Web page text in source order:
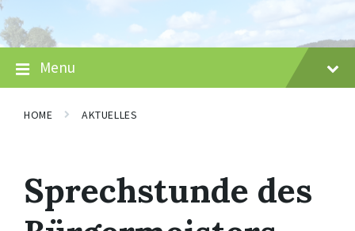
Skip
to
content
Skip
to
main
navigation
Skip
to
footer
Menu
HOME AKTUELLES
Sprechstunde des